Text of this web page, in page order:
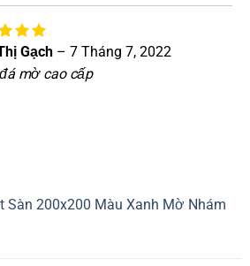
xếp
5
5
Gạch – 7 Tháng 7, 2022
mờ cao cấp
Sàn 200x200 Màu Xanh Mờ Nhám